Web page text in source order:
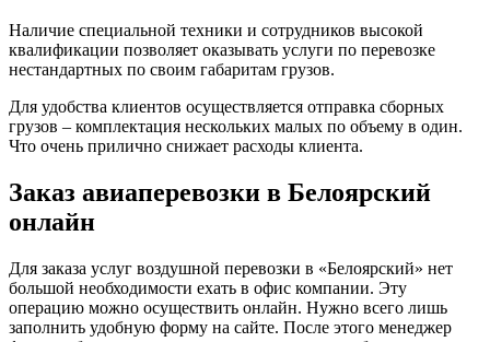
Наличие специальной техники и сотрудников высокой
квалификации позволяет оказывать услуги по перевозке
нестандартных по своим габаритам грузов.
Для удобства клиентов осуществляется отправка сборных
грузов – комплектация нескольких малых по объему в один.
Что очень прилично снижает расходы клиента.
Заказ авиаперевозки в Белоярский
онлайн
Для заказа услуг воздушной перевозки в «Белоярский» нет
большой необходимости ехать в офис компании. Эту
операцию можно осуществить онлайн. Нужно всего лишь
заполнить удобную форму на сайте. После этого менеджер